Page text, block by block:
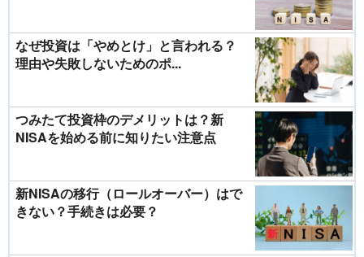
なぜ投資は「やめとけ」と言われる？
理由や失敗しないためのポ...
つみたて投資枠のデメリットは？新
NISAを始める前に知りたい注意点
新NISAの移行（ロールオーバー）はで
きない？手続きは必要？